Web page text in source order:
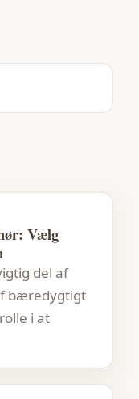
Vælg
del af
bæredygtigt
i at